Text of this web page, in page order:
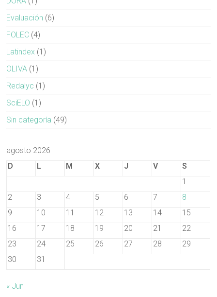
Evaluación (6)
FOLEC (4)
Latindex (1)
OLIVA (1)
Redalyc (1)
SciELO (1)
Sin categoría (49)
agosto 2026
D
L M X J V
S
1
2
3 4 5 6 7
8
9
10 11 12 13 14
15
16
17 18 19 20 21
22
23
24 25 26 27 28
29
30
31
« Jun